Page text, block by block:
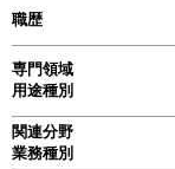
職歴
専門領域
用途種別
関連分野
業務種別